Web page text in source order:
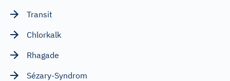
Transit
Chlorkalk
Rhagade
Sézary-Syndrom